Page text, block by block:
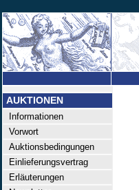
AUKTIONEN
Informationen
Vorwort
Auktionsbedingungen
Einlieferungsvertrag
Erläuterungen